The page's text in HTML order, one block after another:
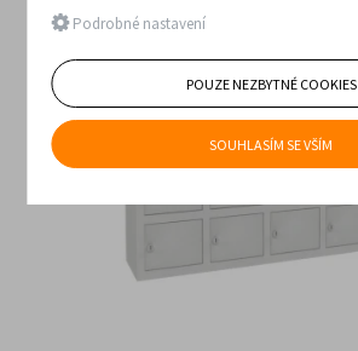
Podrobné nastavení
POUZE NEZBYTNÉ COOKIES
SOUHLASÍM SE VŠÍM